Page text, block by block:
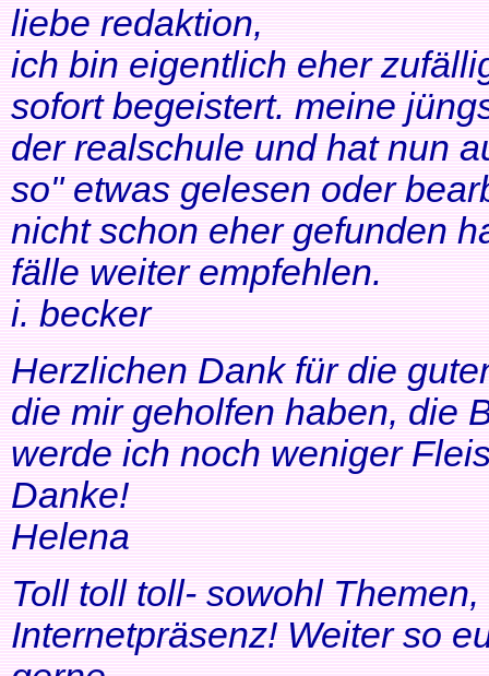
liebe redaktion,
ich bin eigentlich eher
sofort begeistert. meine
der realschule und hat nun
so" etwas gelesen oder
nicht schon eher gefunden
fälle weiter empfehlen.
i. becker
Herzlichen Dank für die
die mir geholfen haben, die
werde ich noch weniger
Danke!
Helena
Toll toll toll- sowohl
Internetpräsenz! Weiter so